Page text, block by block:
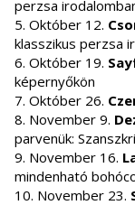
perzsa
5. Október 12.
klasszikus perzsa
6. Október 19.
képernyőkön
7. Október 26.
8. November 9.
parvenük:
9. November 16.
mindenható
10. November 23.